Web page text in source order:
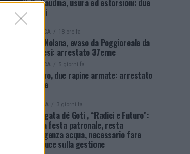
Valle Caudina, usura ed estorsioni: due
arresti
CRONACA 18 ore fa
Porta Nolana, evaso da Poggioreale da
due mesi: arrestato 37enne
CRONACA 5 giorni fa
Soccavo, due rapine armate: arrestato
46enne
POLITICA 3 giorni fa
Sant’Agata dé Goti , “Radici e Futuro”:
dopo la festa patronale, resta
l’emergenza acqua, necessario fare
piena luce sulla gestione